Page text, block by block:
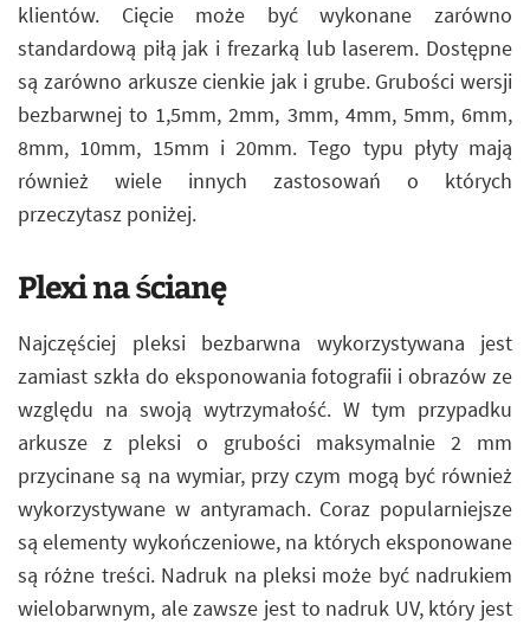
klientów. Cięcie może być wykonane zarówno
standardową piłą jak i frezarką lub laserem. Dostępne
są zarówno arkusze cienkie jak i grube. Grubości wersji
bezbarwnej to 1,5mm, 2mm, 3mm, 4mm, 5mm, 6mm,
8mm, 10mm, 15mm i 20mm. Tego typu płyty mają
również wiele innych zastosowań o których
przeczytasz poniżej.
Plexi na ścianę
Najczęściej pleksi bezbarwna wykorzystywana jest
zamiast szkła do eksponowania fotografii i obrazów ze
względu na swoją wytrzymałość. W tym przypadku
arkusze z pleksi o grubości maksymalnie 2 mm
przycinane są na wymiar, przy czym mogą być również
wykorzystywane w antyramach. Coraz popularniejsze
są elementy wykończeniowe, na których eksponowane
są różne treści. Nadruk na pleksi może być nadrukiem
wielobarwnym, ale zawsze jest to nadruk UV, który jest